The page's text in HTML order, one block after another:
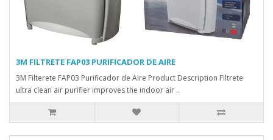
3M FILTRETE FAP03 PURIFICADOR DE AIRE
3M Filterete FAP03 Purificador de Aire Product Description Filtrete
ultra clean air purifier improves the indoor air ..